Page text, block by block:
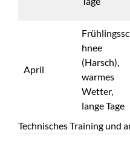
April
Frühlingssc
hnee
(Harsch),
warmes
Wetter,
lange Tage
Technisches Training und